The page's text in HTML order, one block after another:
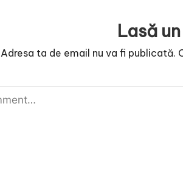
Lasă
Adresa ta de email nu va fi publicată.